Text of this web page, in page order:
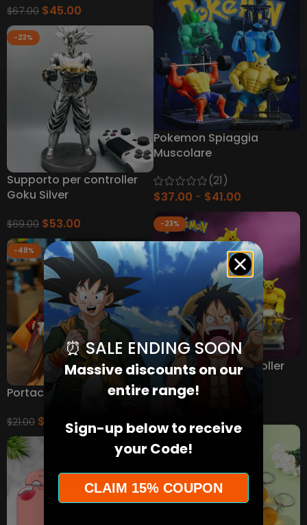
$67.00 $45.00
Pokemon Spiaggia
Muscolare
(21)
$37.00 $41.00
-23%
Supporto per controller
Goku Silver
$69.00 $53.00 -23%
Supporto per controller
Buff Pikachu
-48%
Portachiavi DBZ
$21.00 $ 11.00
⏰ SALE ENDING SOON
Massive discounts on our
entire range!
Sign-up below to receive
your Code!
CLAIM 15% COUPON